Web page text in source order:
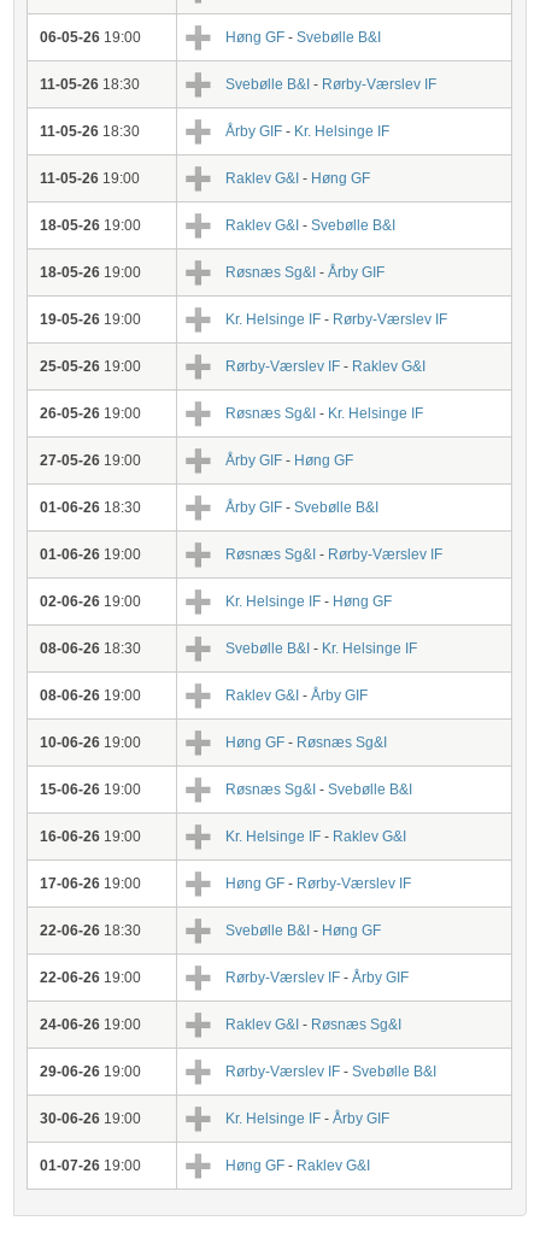
06-05-26 19:00 Høng GF-Svebølle B&I
11-05-26 18:30 Svebølle B&I - Rørby-Værslev IF
11-05-26 18:30 Årby GIF - Kr. Helsinge IF
11-05-26 19:00 Raklev G&I - Høng GF
18-05-26 19:00 Raklev G&I -Svebølle B&I
18-05-26 19:00 Røsnæs Sg&I-Årby GIF
19-05-26 19:00 Kr. Helsinge IF - Rørby-Værslev IF
25-05-26 19:00 Rørby-Værslev IF - Raklev G&I
26-05-26 19:00 Røsnæs Sg&I- Kr. Helsinge IF
27-05-26 19:00 Årby GIF - Høng GF
01-06-26 18:30 Årby GIF -Svebølle B&I
01-06-26 19:00 Røsnæs Sg&I- Rørby-Værslev IF
02-06-26 19:00 Kr. Helsinge IF - Høng GF
08-06-26 18:30 Svebølle B&I - Kr. Helsinge IF
08-06-26 19:00 Raklev G&I -Årby GIF
10-06-26 19:00 Høng GF- Røsnæs Sg&I
15-06-26 19:00 Røsnæs Sg&I-Svebølle B&I
16-06-26 19:00 Kr. Helsinge IF - Raklev G&I
17-06-26 19:00 Høng GF- Rørby-Værslev IF
22-06-26 18:30 Svebølle B&I - Høng GF
22-06-26 19:00 Rørby-Værslev IF -Årby GIF
24-06-26 19:00 Raklev G&I - Røsnæs Sg&I
29-06-26 19:00 Rørby-Værslev IF -Svebølle B&I
30-06-26 19:00 Kr. Helsinge IF -Årby GIF
01-07-26 19:00 Høng GF- Raklev G&I